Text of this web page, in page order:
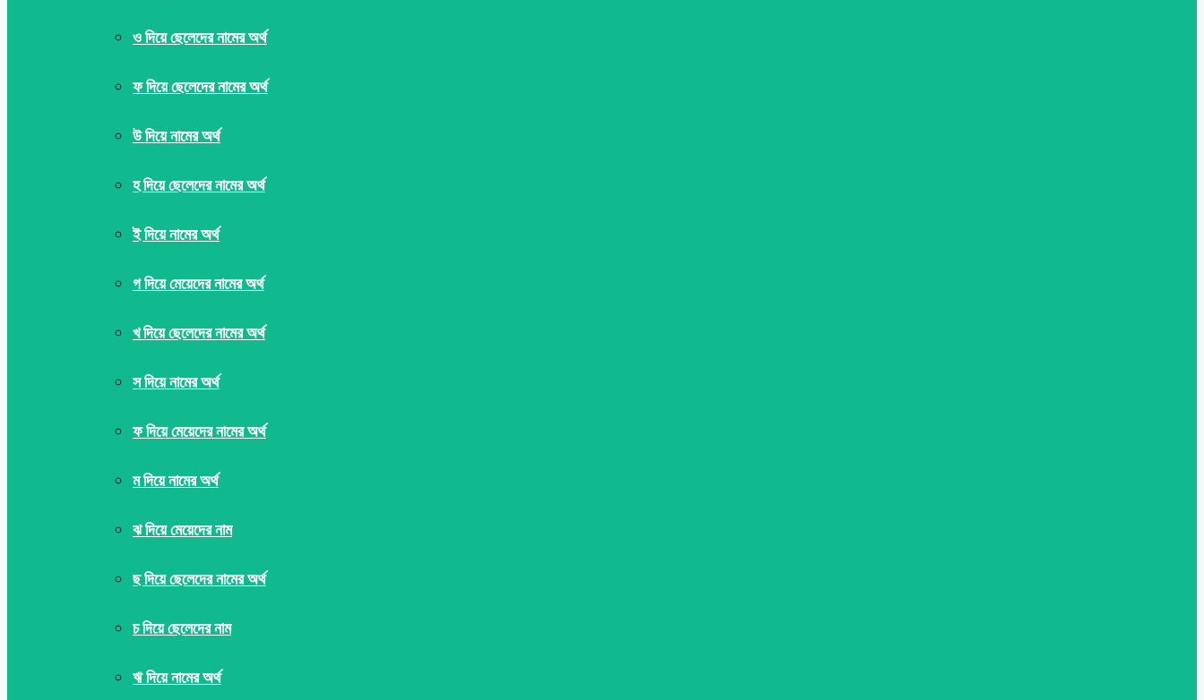
ও দিয়ে ছেলেদের নামের অর্থ
ফ দিয়ে ছেলেদের নামের অর্থ
উ দিয়ে নামের অর্থ
হ দিয়ে ছেলেদের নামের অর্থ
ই দিয়ে নামের অর্থ
গ দিয়ে মেয়েদের নামের অর্থ
খ দিয়ে ছেলেদের নামের অর্থ
স দিয়ে নামের অর্থ
ফ দিয়ে মেয়েদের নামের অর্থ
ম দিয়ে নামের অর্থ
ঝ দিয়ে মেয়েদের নাম
ছ দিয়ে ছেলেদের নামের অর্থ
চ দিয়ে ছেলেদের নাম
ঋ দিয়ে নামের অর্থ